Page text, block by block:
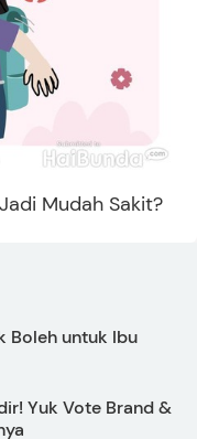
Mudah Sakit?
Boleh untuk Ibu
Yuk Vote Brand &